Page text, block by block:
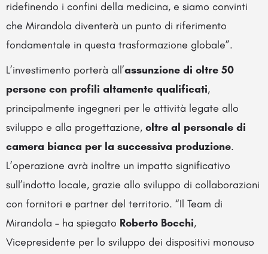
ridefinendo i confini della medicina, e siamo convinti
che Mirandola diventerà un punto di riferimento
fondamentale in questa trasformazione globale”.
L’investimento porterà all’assunzione di oltre 50
persone con profili altamente qualificati,
principalmente ingegneri per le attività legate allo
sviluppo e alla progettazione, oltre al personale di
camera bianca per la successiva produzione.
L’operazione avrà inoltre un impatto significativo
sull’indotto locale, grazie allo sviluppo di collaborazioni
con fornitori e partner del territorio. “Il Team di
Mirandola – ha spiegato Roberto Bocchi,
Vicepresidente per lo sviluppo dei dispositivi monouso